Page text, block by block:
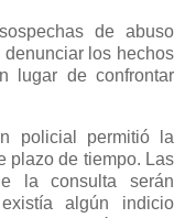
de abuso
los hechos
lugar de confrontar
policial permitió la
plazo de tiempo. Las
la consulta serán
algún indicio